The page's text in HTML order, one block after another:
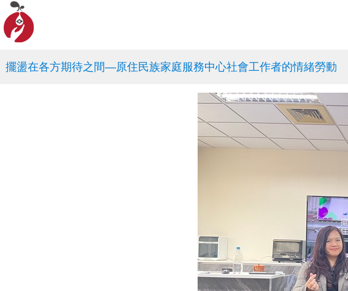
擺盪在各方期待之間―原住民族家庭服務中心社會工作者的情緒勞動